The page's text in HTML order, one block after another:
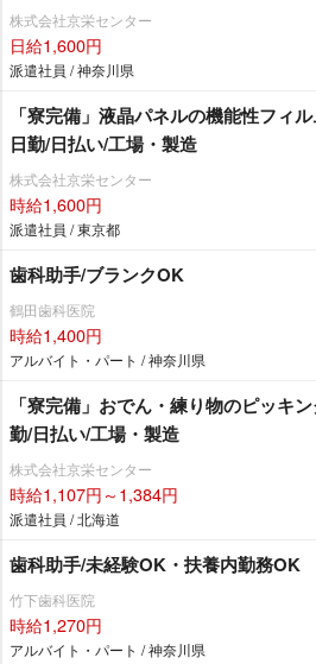
株式会社京栄センター
日給1,600円
派遣社員 / 神奈川県
「寮完備」液晶パネルの機能性フィ
日勤/日払い/工場・製造
株式会社京栄センター
時給1,600円
派遣社員 / 東京都
歯科助手/ブランクOK
鶴田歯科医院
時給1,400円
アルバイト・パート / 神奈川県
「寮完備」おでん・練り物のピッキ
勤/日払い/工場・製造
株式会社京栄センター
時給1,107円～1,384円
派遣社員 / 北海道
歯科助手/未経験OK・扶養内勤務OK
竹下歯科医院
時給1,270円
アルバイト・パート / 神奈川県